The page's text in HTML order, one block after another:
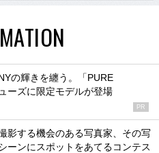
の輝きを纏う。「PURE
ーズに限定モデルが登場
PR
影する機会のある写真家、その写
ーンにスポットをあてるコンテス